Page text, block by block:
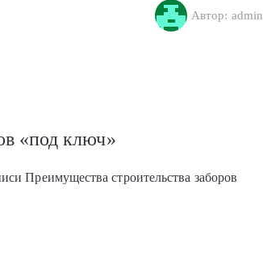
Автор: admin
«под ключ»
Преимущества строительства заборов